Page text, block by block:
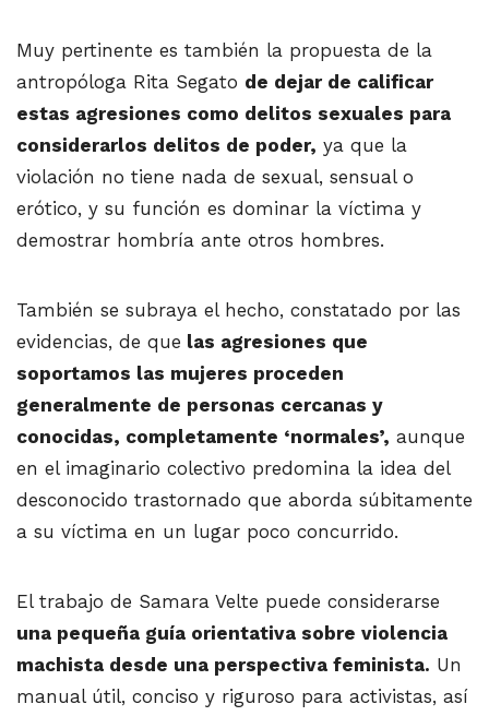
Muy pertinente es también la propuesta de la
antropóloga Rita Segato de dejar de calificar
estas agresiones como delitos sexuales para
considerarlos delitos de poder, ya que la
violación no tiene nada de sexual, sensual o
erótico, y su función es dominar la víctima y
demostrar hombría ante otros hombres.
También se subraya el hecho, constatado por las
evidencias, de que las agresiones que
soportamos las mujeres proceden
generalmente de personas cercanas y
conocidas, completamente ‘normales’, aunque
en el imaginario colectivo predomina la idea del
desconocido trastornado que aborda súbitamente
a su víctima en un lugar poco concurrido.
El trabajo de Samara Velte puede considerarse
una pequeña guía orientativa sobre violencia
machista desde una perspectiva feminista. Un
manual útil, conciso y riguroso para activistas, así